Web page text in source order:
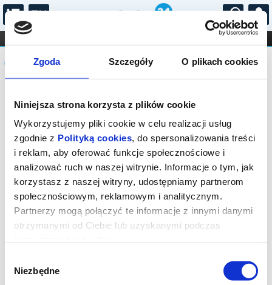
Zgoda Szczegóły O plikach cookies
Niniejsza strona korzysta z plików cookie
Wykorzystujemy pliki cookie w celu realizacji usług
zgodnie z Polityką cookies, do spersonalizowania treści
i reklam, aby oferować funkcje społecznościowe i
analizować ruch w naszej witrynie. Informacje o tym, jak
korzystasz z naszej witryny, udostępniamy partnerom
społecznościowym, reklamowym i analitycznym.
Partnerzy mogą połączyć te informacje z innymi danymi
otrzymanymi od Ciebie lub uzyskanymi podczas
zgody
Niezbędne
...
FILHARMONIA OPERA I BALET
STAND-UP
DLA DZIECI
Komunikat
Sprzedaż on-line została zakończona,
sprawdź dostępność biletów w kasie.